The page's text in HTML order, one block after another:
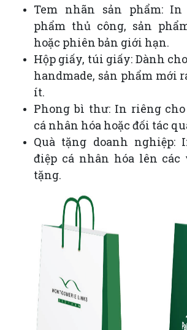
Tem nhãn sản phẩm:
phẩm thủ công, sản
hoặc phiên bản giới hạn.
Hộp giấy, túi giấy: Dành
handmade, sản phẩm mới
ít.
Phong bì thư: In riêng
cá nhân hóa hoặc đối tác
Quà tặng doanh nghiệp:
điệp cá nhân hóa lên các
tặng.